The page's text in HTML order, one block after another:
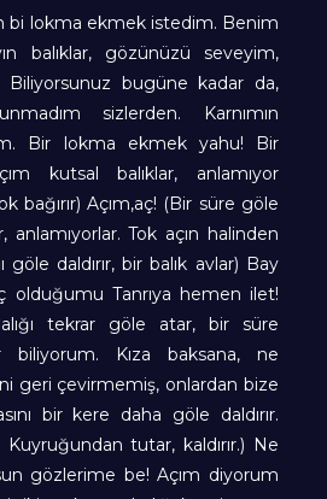
bi lokma ekmek istedim. Benim
balıklar, gözünüzü seveyim,
Biliyorsunuz bugüne kadar da,
sizlerden. Karnımın
Bir lokma ekmek yahu! Bir
kutsal balıklar, anlamıyor
bağırır) Açım,aç! (Bir süre göle
anlamıyorlar. Tok açın halinden
göle daldırır, bir balık avlar) Bay
olduğumu Tanrıya hemen ilet!
tekrar göle atar, bir süre
biliyorum. Kıza baksana, ne
geri çevirmemiş, onlardan bize
bir kere daha göle daldırır.
Kuyruğundan tutar, kaldırır.) Ne
gözlerime be! Açım diyorum